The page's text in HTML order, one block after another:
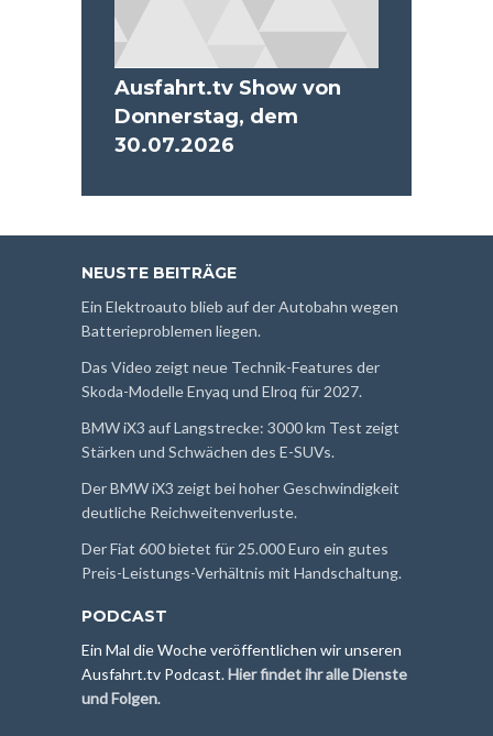
Ausfahrt.tv Show von
Donnerstag, dem
30.07.2026
NEUSTE BEITRÄGE
Ein Elektroauto blieb auf der Autobahn wegen
Batterieproblemen liegen.
Das Video zeigt neue Technik-Features der
Skoda-Modelle Enyaq und Elroq für 2027.
BMW iX3 auf Langstrecke: 3000 km Test zeigt
Stärken und Schwächen des E-SUVs.
Der BMW iX3 zeigt bei hoher Geschwindigkeit
deutliche Reichweitenverluste.
Der Fiat 600 bietet für 25.000 Euro ein gutes
Preis-Leistungs-Verhältnis mit Handschaltung.
PODCAST
Ein Mal die Woche veröffentlichen wir unseren
Ausfahrt.tv Podcast.Hier findet ihr alle Dienste
und Folgen.